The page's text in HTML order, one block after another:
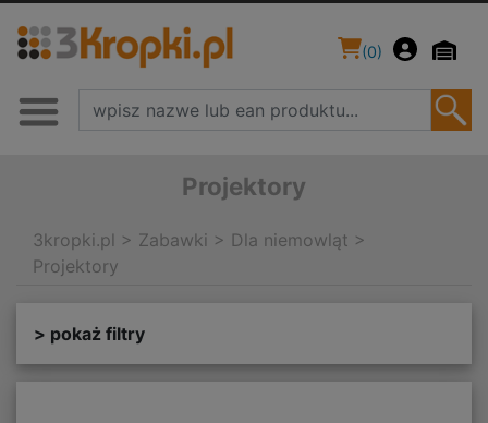
(0)
Projektory
3kropki.pl > Zabawki > Dla niemowląt >
Projektory
> pokaż filtry